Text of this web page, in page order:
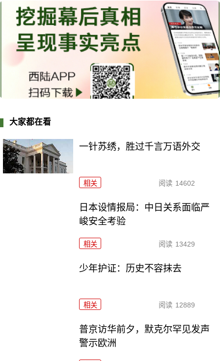
大家都在看
一针苏绣，胜过千言万语外交
相关 阅读 14602
日本设情报局：中日关系面临严
峻安全考验
相关 阅读 13429
少年护证：历史不容抹去
相关 阅读 12889
普京访华前夕，默克尔罕见发声
警示欧洲